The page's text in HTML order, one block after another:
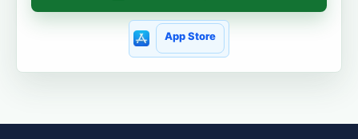
App Store